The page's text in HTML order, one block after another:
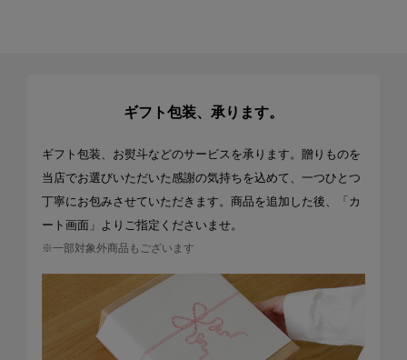
ギフト包装、承ります。
ギフト包装、お熨斗などのサービスを承ります。贈りものを
当店でお選びいただいた感謝の気持ちを込めて、一つひとつ
丁寧にお包みさせていただきます。商品を追加した後、「カ
ート画面」よりご指定くださいませ。
※一部対象外商品もございます